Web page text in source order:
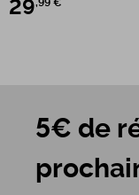
29,99 €
5€ de